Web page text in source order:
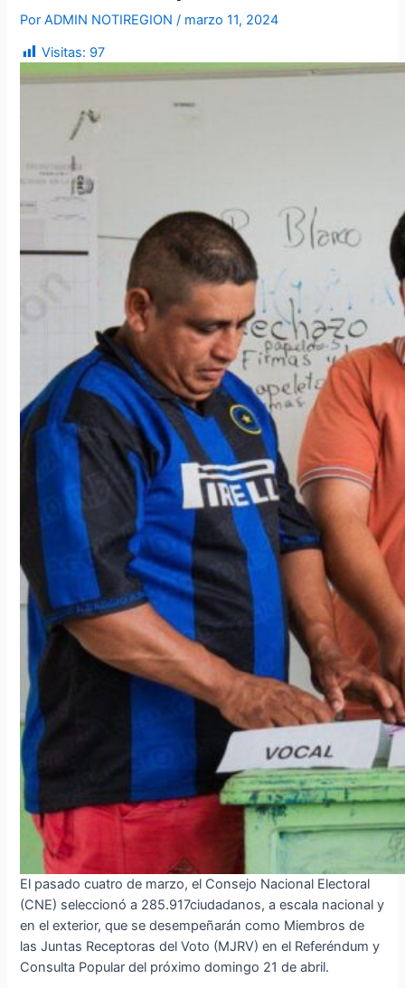
PorADMIN NOTIREGION/ marzo 11, 2024
Visitas: 97
El pasado cuatro de marzo, el Consejo Nacional Electoral
(CNE) seleccionó a 285.917ciudadanos, a escala nacional y
en el exterior, que se desempeñarán como Miembros de
las Juntas Receptoras del Voto (MJRV) en el Referéndum y
Consulta Popular del próximo domingo 21 de abril.